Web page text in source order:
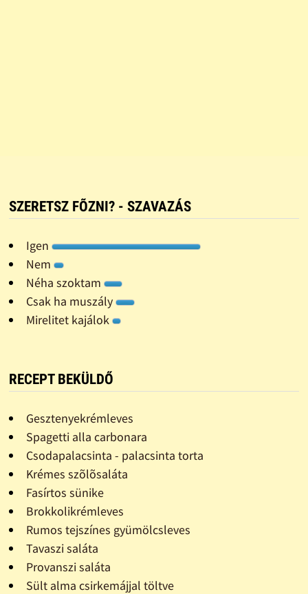
SZERETSZ FÕZNI? - SZAVAZÁS
Igen
Nem
Néha szoktam
Csak ha muszály
Mirelitet kajálok
RECEPT BEKÜLDŐ
Gesztenyekrémleves
Spagetti alla carbonara
Csodapalacsinta - palacsinta torta
Krémes szõlõsaláta
Fasírtos sünike
Brokkolikrémleves
Rumos tejszínes gyümölcsleves
Tavaszi saláta
Provanszi saláta
Sült alma csirkemájjal töltve